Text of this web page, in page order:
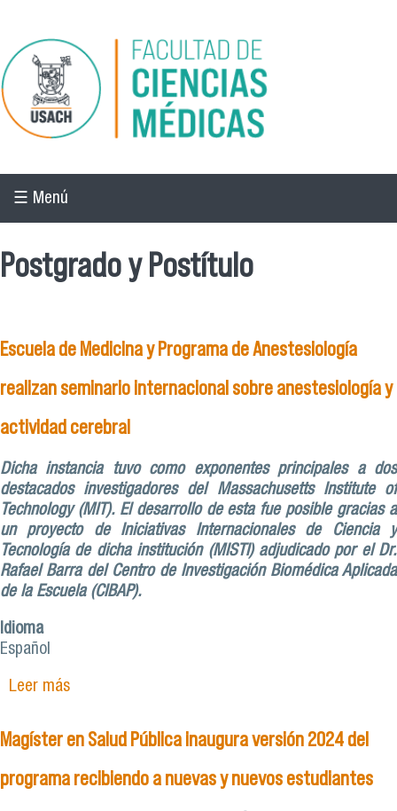
Pasar al contenido principal
☰ Menú
Postgrado y Postítulo
Escuela de Medicina y Programa de Anestesiología
realizan seminario internacional sobre anestesiología y
actividad cerebral
Dicha instancia tuvo como exponentes principales a dos
destacados investigadores del Massachusetts Institute of
Technology (MIT). El desarrollo de esta fue posible gracias a
un proyecto de Iniciativas Internacionales de Ciencia y
Tecnología de dicha institución (MISTI) adjudicado por el Dr.
Rafael Barra del Centro de Investigación Biomédica Aplicada
de la Escuela (CIBAP).
Idioma
Español
Leer mássobre Escuela de Medicina y Programa de
sobre anestesiología y actividad cerebral
Magíster en Salud Pública inaugura versión 2024 del
programa recibiendo a nuevas y nuevos estudiantes